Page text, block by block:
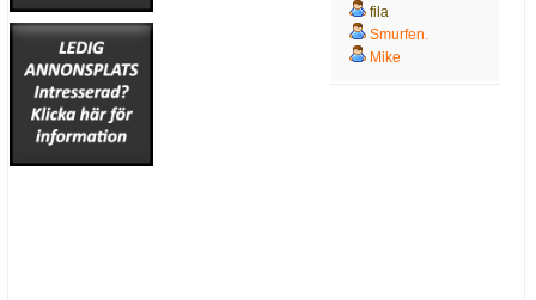
fila
Smurfen.
Mike